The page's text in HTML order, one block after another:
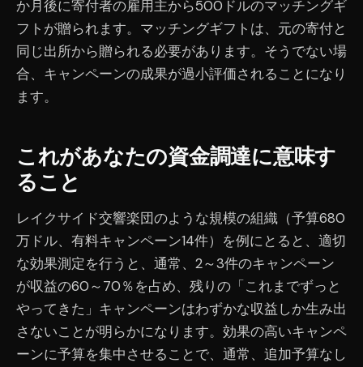
か月後に寄付者の雇用主から500ドルのマッチングギ
フトが贈られます。マッチングギフトは、元の寄付と
同じ出所から贈られる必要があります。そうでない場
合、キャンペーンの成果が過小評価されることになり
ます。
これがあなたの資金調達に意味す
ること
レイクサイド交響楽団のような規模の組織（予算680
万ドル、有料キャンペーン14件）を例にとると、適切
な効果測定を行うと、通常、2～3件のキャンペーン
が収益の60～70％を占め、残りの「これまでずっと
やってきた」キャンペーンはわずかな収益しか生み出
さないことが明らかになります。効果の高いキャンペ
ーンに予算を集中させることで、通常、追加予算なし